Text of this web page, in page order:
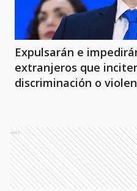
Expulsarán e
extranjeros que
discriminación o
Ads